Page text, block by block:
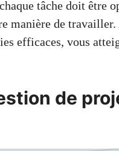
tâche doit être
manière de
efficaces, vous
de